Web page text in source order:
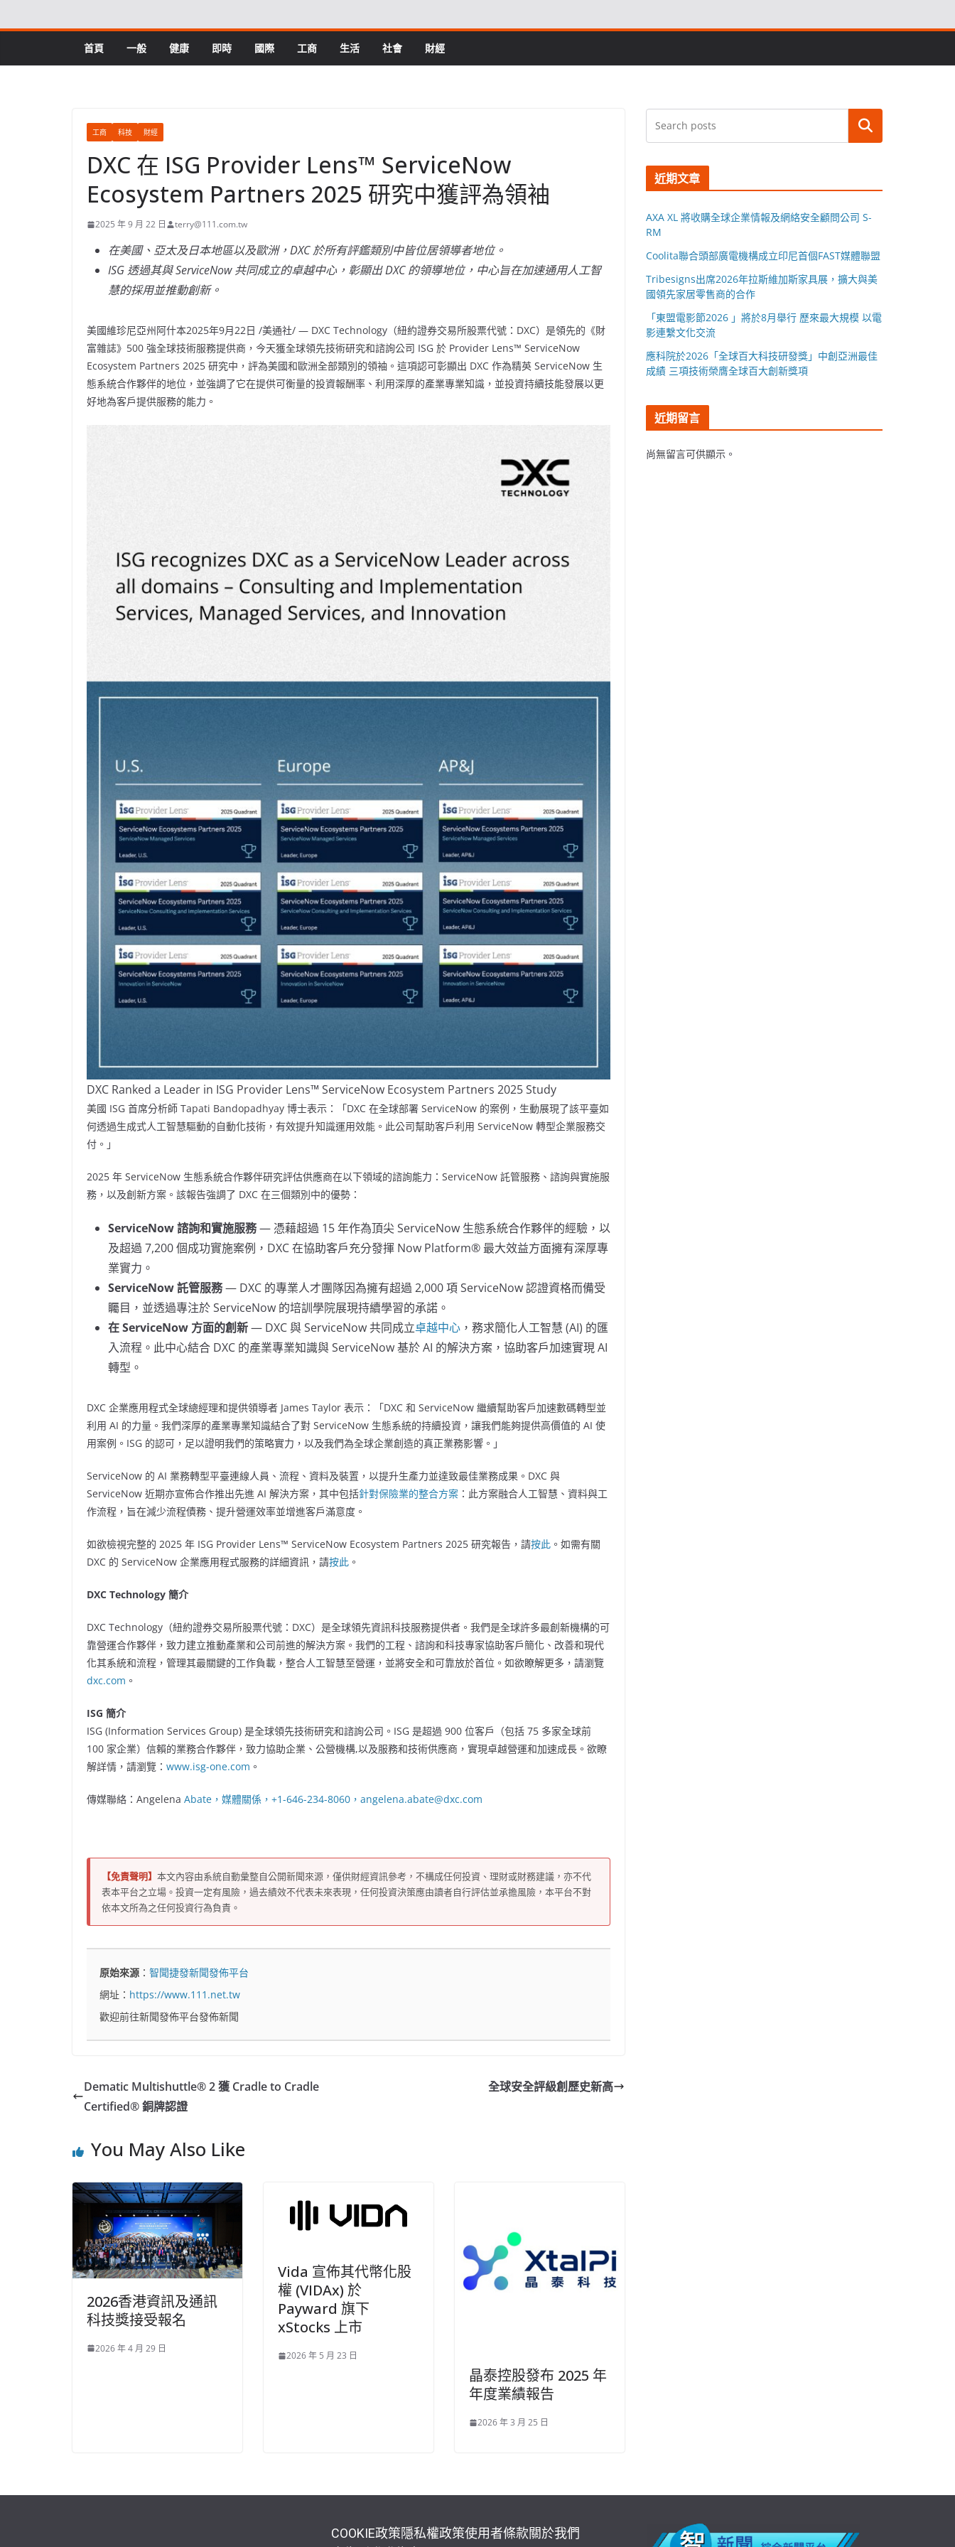
to
首頁 一般 健康 即時 國際 工商 生活 社會 財經
工商 科技 財經
DXC 在 ISG Provider Lens™ ServiceNow
Ecosystem Partners 2025 研究中獲評為領袖
2025 年 9 月 22 日 terry@111.com.tw
在美國、亞太及日本地區以及歐洲，DXC 於所有評鑑類別中皆位居領導者地位。
ISG 透過其與 ServiceNow 共同成立的卓越中心，彰顯出 DXC 的領導地位，中心旨在加速通用人工智
慧的採用並推動創新。
美國維珍尼亞州阿什本2025年9月22日 /美通社/ — DXC Technology（紐約證券交易所股票代號：DXC）是領先的《財
富雜誌》500 強全球技術服務提供商，今天獲全球領先技術研究和諮詢公司 ISG 於 Provider Lens™ ServiceNow
Ecosystem Partners 2025 研究中，評為美國和歐洲全部類別的領袖。這項認可彰顯出 DXC 作為精英 ServiceNow 生
態系統合作夥伴的地位，並強調了它在提供可衡量的投資報酬率、利用深厚的產業專業知識，並投資持續技能發展以更
好地為客戶提供服務的能力。
DXC Ranked a Leader in ISG Provider Lens™ ServiceNow Ecosystem Partners 2025 Study
美國 ISG 首席分析師 Tapati Bandopadhyay 博士表示：「DXC 在全球部署 ServiceNow 的案例，生動展現了該平臺如
何透過生成式人工智慧驅動的自動化技術，有效提升知識運用效能。此公司幫助客戶利用 ServiceNow 轉型企業服務交
付。」
2025 年 ServiceNow 生態系統合作夥伴研究評估供應商在以下領域的諮詢能力：ServiceNow 託管服務、諮詢與實施服
務，以及創新方案。該報告強調了 DXC 在三個類別中的優勢：
ServiceNow 諮詢和實施服務— 憑藉超過 15 年作為頂尖 ServiceNow 生態系統合作夥伴的經驗，以
及超過 7,200 個成功實施案例，DXC 在協助客戶充分發揮 Now Platform® 最大效益方面擁有深厚專
業實力。
ServiceNow 託管服務— DXC 的專業人才團隊因為擁有超過 2,000 項 ServiceNow 認證資格而備受
矚目，並透過專注於 ServiceNow 的培訓學院展現持續學習的承諾。
在 ServiceNow 方面的創新— DXC 與 ServiceNow 共同成立卓越中心 ，務求簡化人工智慧 (AI) 的匯
入流程。此中心結合 DXC 的產業專業知識與 ServiceNow 基於 AI 的解決方案，協助客戶加速實現 AI
轉型。
DXC 企業應用程式全球總經理和提供領導者 James Taylor 表示：「DXC 和 ServiceNow 繼續幫助客戶加速數碼轉型並
利用 AI 的力量。我們深厚的產業專業知識結合了對 ServiceNow 生態系統的持續投資，讓我們能夠提供高價值的 AI 使
用案例。ISG 的認可，足以證明我們的策略實力，以及我們為全球企業創造的真正業務影響。」
ServiceNow 的 AI 業務轉型平臺連線人員、流程、資料及裝置，以提升生產力並達致最佳業務成果。DXC 與
ServiceNow 近期亦宣佈合作推出先進 AI 解決方案，其中包括針對保險業的整合方案 ：此方案融合人工智慧、資料與工
作流程，旨在減少流程債務、提升營運效率並增進客戶滿意度。
如欲檢視完整的 2025 年 ISG Provider Lens™ ServiceNow Ecosystem Partners 2025 研究報告，請按此 。如需有關
DXC 的 ServiceNow 企業應用程式服務的詳細資訊，請按此 。
DXC Technology 簡介
DXC Technology（紐約證券交易所股票代號：DXC）是全球領先資訊科技服務提供者。我們是全球許多最創新機構的可
靠營運合作夥伴，致力建立推動產業和公司前進的解決方案。我們的工程、諮詢和科技專家協助客戶簡化、改善和現代
化其系統和流程，管理其最關鍵的工作負載，整合人工智慧至營運，並將安全和可靠放於首位。如欲瞭解更多，請瀏覽
dxc.com 。
ISG 簡介
ISG (Information Services Group) 是全球領先技術研究和諮詢公司。ISG 是超過 900 位客戶（包括 75 多家全球前
100 家企業）信賴的業務合作夥伴，致力協助企業、公營機構,以及服務和技術供應商，實現卓越營運和加速成長。欲瞭
解詳情，請瀏覽： www.isg-one.com 。
傳媒聯絡：Angelena Abate，媒體關係，+1-646-234-8060，angelena.abate@dxc.com
【免責聲明】 本文內容由系統自動彙整自公開新聞來源，僅供財經資訊參考，不構成任何投資、理財或財務建議，亦不代
表本平台之立場。投資一定有風險，過去績效不代表未來表現，任何投資決策應由讀者自行評估並承擔風險，本平台不對
依本文所為之任何投資行為負責。
原始來源 ：智聞捷發新聞發佈平台
網址： https://www.111.net.tw
歡迎前往新聞發佈平台發佈新聞
Dematic Multishuttle® 2 獲 Cradle to Cradle
Certified® 銅牌認證
全球安全評級創歷史新高
You May Also Like
2026香港資訊及通訊
科技獎接受報名
2026 年 4 月 29 日
Vida 宣佈其代幣化股
權 (VIDAx) 於
Payward 旗下
xStocks 上市
2026 年 5 月 23 日
晶泰控股發布 2025 年
年度業績報告
2026 年 3 月 25 日
搜尋
近期文章
AXA XL 將收購全球企業情報及網絡安全顧問公司 S-
RM
Coolita聯合頭部廣電機構成立印尼首個FAST媒體聯盟
Tribesigns出席2026年拉斯維加斯家具展，擴大與美
國領先家居零售商的合作
「東盟電影節2026 」將於8月舉行 歷來最大規模 以電
影連繫文化交流
應科院於2026「全球百大科技研發獎」中創亞洲最佳
成績 三項技術榮膺全球百大創新獎項
近期留言
尚無留言可供顯示。
COOKIE政策隱私權政策使用者條款關於我們